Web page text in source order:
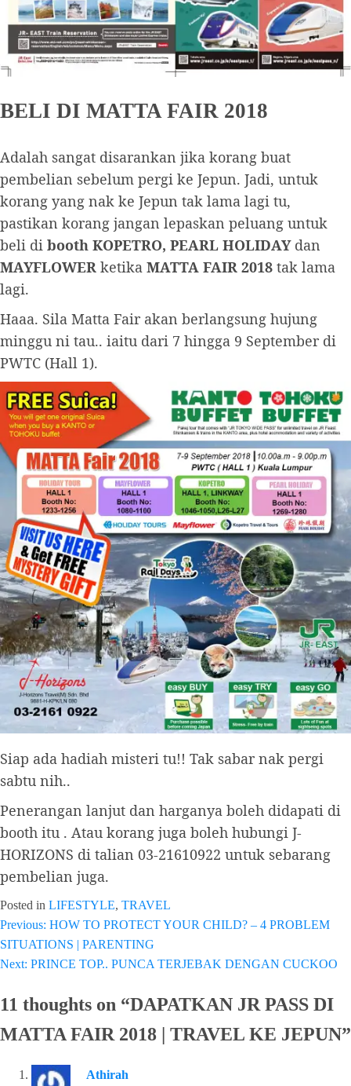
BELI DI MATTA FAIR 2018
Adalah sangat disarankan jika korang buat
pembelian sebelum pergi ke Jepun. Jadi, untuk
korang yang nak ke Jepun tak lama lagi tu,
pastikan korang jangan lepaskan peluang untuk
beli di booth KOPETRO, PEARL HOLIDAY dan
MAYFLOWER ketika MATTA FAIR 2018 tak lama
lagi.
Haaa. Sila Matta Fair akan berlangsung hujung
minggu ni tau.. iaitu dari 7 hingga 9 September di
PWTC (Hall 1).
Siap ada hadiah misteri tu!! Tak sabar nak pergi
sabtu nih..
Penerangan lanjut dan harganya boleh didapati di
booth itu . Atau korang juga boleh hubungi J-
HORIZONS di talian 03-21610922 untuk sebarang
pembelian juga.
Posted in LIFESTYLE, TRAVEL
Post
navigation
Previous: HOW TO PROTECT YOUR CHILD? – 4 PROBLEM
SITUATIONS | PARENTING
Next: PRINCE TOP.. PUNCA TERJEBAK DENGAN CUCKOO
11 thoughts on “DAPATKAN JR PASS DI
MATTA FAIR 2018 | TRAVEL KE JEPUN”
Athirah